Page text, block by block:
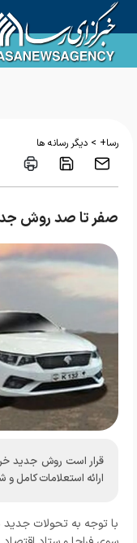
رسا+ > دیگر رسانه ها
صفر تا صد روش
قرار است روش جدید
ارائه استعلامات کامل و شفاف
با توجه به تحولات